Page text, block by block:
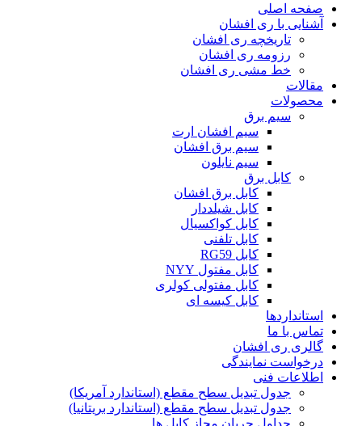
صفحه اصلی
آشنایی با ری افشان
تاریخچه ری افشان
رزومه ری افشان
خط مشی ری افشان
مقالات
محصولات
سیم برق
سیم افشان ارت
سیم برق افشان
سیم نایلون
کابل برق
کابل برق افشان
کابل شیلددار
کابل کواکسیال
کابل تلفنی
کابل RG59
کابل مفتول NYY
کابل مفتولی کولری
کابل کیسه ای
استانداردها
تماس با ما
گالری ری افشان
درخواست نمایندگی
اطلاعات فنی
جدول تبدیل سطح مقطع (استاندارد آمریکا)
جدول تبدیل سطح مقطع (استاندارد بریتانیا)
جداول جریان مجاز کابل ها